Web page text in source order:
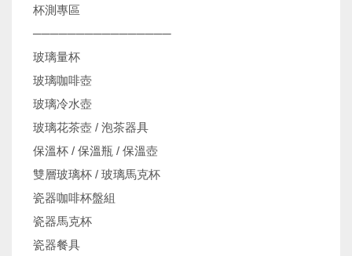
杯測專區
────────────────
玻璃量杯
玻璃咖啡壺
玻璃冷水壺
玻璃花茶壺 / 泡茶器具
保溫杯 / 保溫瓶 / 保溫壺
雙層玻璃杯 / 玻璃馬克杯
瓷器咖啡杯盤組
瓷器馬克杯
瓷器餐具